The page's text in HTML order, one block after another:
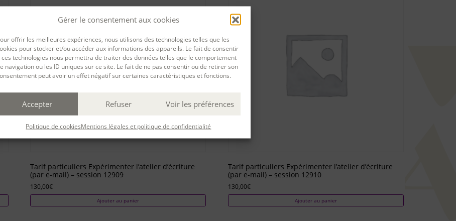
Gérer le consentement aux cookies
offrir les meilleures expériences, nous utilisons des technologies telles que les
pour stocker et/ou accéder aux informations des appareils. Le fait de consentir
ces technologies nous permettra de traiter des données telles que le comportement
navigation ou les ID uniques sur ce site. Le fait de ne pas consentir ou de retirer son
peut avoir un effet négatif sur certaines caractéristiques et fonctions.
Accepter Refuser Voir les préférences
Politique de cookiesMentions légales et politique de confidentialité
Tarif particuliers Expérimenter l’atelier d’écriture
(par e-mail) – session 12909
130,00€
Ajouter au panier
Tarif particuliers Expérimenter l’atelier d’écriture
(par e-mail) – session 12910
130,00€
Ajouter au panier